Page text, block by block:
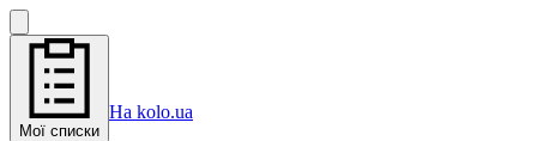
Мої списки
На kolo.ua